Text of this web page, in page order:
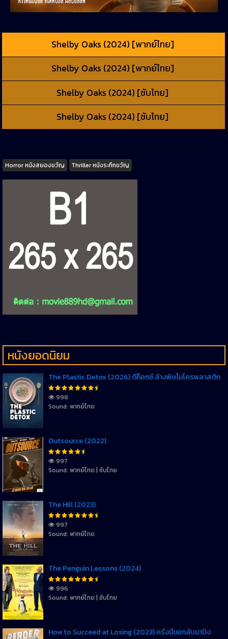
Shelby Oaks (2024) [พากย์ไทย]
Shelby Oaks (2024) [พากย์ไทย]
Shelby Oaks (2024) [ซับไทย]
Shelby Oaks (2024) [ซับไทย]
Tags
Horror หนังสยองขวัญ Thriller หนังระทึกขวัญ
หนังยอดนิยม
The Plastic Detox (2026) ดีท็อกซ์ ล้างพิษไมโครพลาสติก
998
Sound: พากย์ไทย
Outsource (2022)
997
Sound: พากย์ไทย | ซับไทย
The Hill (2023)
997
Sound: พากย์ไทย
The Penguin Lessons (2024)
996
Sound: พากย์ไทย | ซับไทย
How to Succeed at Losing (2023) ครั้งนี้ขอกลับมาปัง